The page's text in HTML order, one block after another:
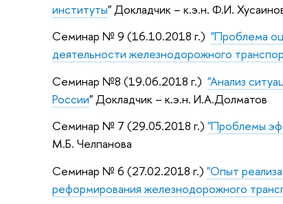
институты" Докладчик – к.э.н. Ф.И.
Семинар № 9 (16.10.2018 г.) "Проблема
деятельности железнодорожного
Семинар №8 (19.06.2018 г.) "Анализ
России" Докладчик – к.э.н. И.А.Долматов
Семинар № 7 (29.05.2018 г.) "Проблемы
М.Б. Челпанова
Семинар № 6 (27.02.2018 г.) "Опыт
реформирования железнодорожного